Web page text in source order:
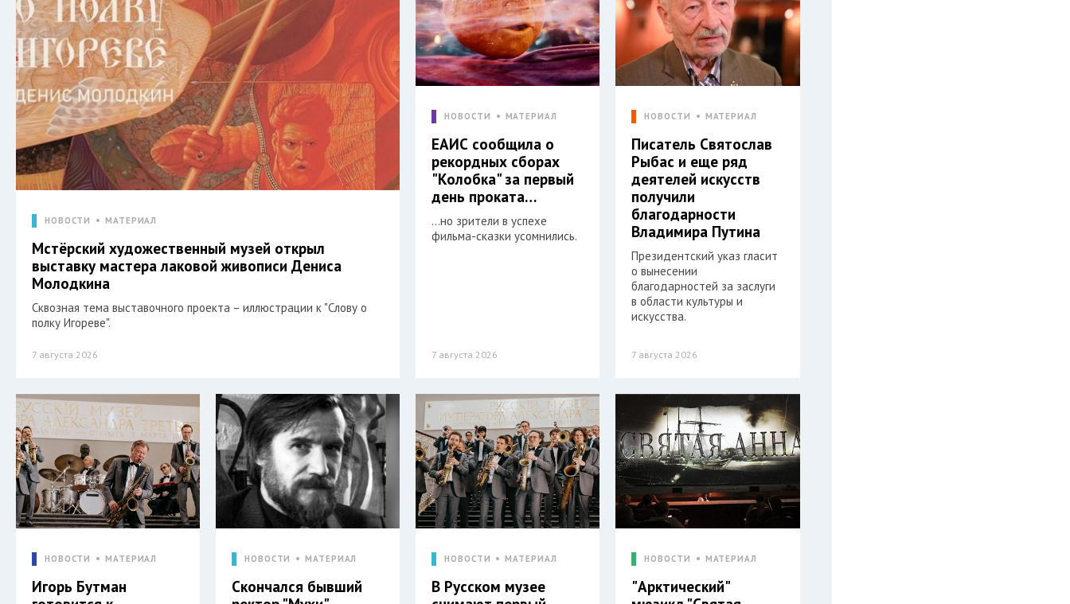
НОВОСТИ МАТЕРИАЛ
Мстёрский художественный музей открыл
выставку мастера лаковой живописи Дениса
Молодкина
Сквозная тема выставочного проекта – иллюстрации к "Слову о
полку Игореве".
7 августа 2026
НОВОСТИ МАТЕРИАЛ
ЕАИС сообщила о
рекордных сборах
"Колобка" за первый
день проката…
…но зрители в успехе
фильма-сказки усомнились.
7 августа 2026
НОВОСТИ МАТЕРИАЛ
Писатель Святослав
Рыбас и еще ряд
деятелей искусств
получили
благодарности
Владимира Путина
Президентский указ гласит
о вынесении
благодарностей за заслуги
в области культуры и
искусства.
7 августа 2026
НОВОСТИ МАТЕРИАЛ
Игорь Бутман
НОВОСТИ МАТЕРИАЛ
Скончался бывший
НОВОСТИ МАТЕРИАЛ
В Русском музее
НОВОСТИ МАТЕРИАЛ
"Арктический"